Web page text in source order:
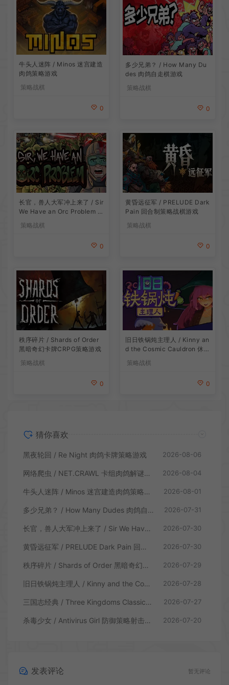
牛头人迷阵 / Minos 迷宫建造
肉鸽策略游戏
策略战棋
0
多少兄弟？ / How Many Du
des 肉鸽自走棋游戏
策略战棋
0
长官，兽人大军冲上来了 / Sir
We Have an Orc Problem 增
量塔防游戏
策略战棋
0
黄昏远征军 / PRELUDE Dark
Pain 回合制策略战棋游戏
策略战棋
0
秩序碎片 / Shards of Order
黑暗奇幻卡牌CRPG策略游戏
策略战棋
0
旧日铁锅炖主理人 / Kinny an
d the Cosmic Cauldron 休闲
策略战棋
0
猜你喜欢
黑夜轮回 / Re Night 肉鸽卡牌策略游戏 2026-08-06
网络爬虫 / NET.CRAWL 卡组肉鸽解谜策略游戏 2026-08-04
牛头人迷阵 / Minos 迷宫建造肉鸽策略游戏 2026-08-01
多少兄弟？ / How Many Dudes 肉鸽自走棋游戏 2026-07-31
长官，兽人大军冲上来了 / Sir We Have an Orc Problem 增量塔防游戏 2026-07-30
黄昏远征军 / PRELUDE Dark Pain 回合制策略战棋游戏 2026-07-30
秩序碎片 / Shards of Order 黑暗奇幻卡牌CRPG策略游戏 2026-07-29
旧日铁锅炖主理人 / Kinny and the Cosmic Cauldron 休闲卡片肉鸽策略游戏 2026-07-28
三国志经典 / Three Kingdoms Classic 回合制大战略游戏 2026-07-27
杀毒少女 / Antivirus Girl 防御策略射击游戏 2026-07-20
发表评论 暂无评论